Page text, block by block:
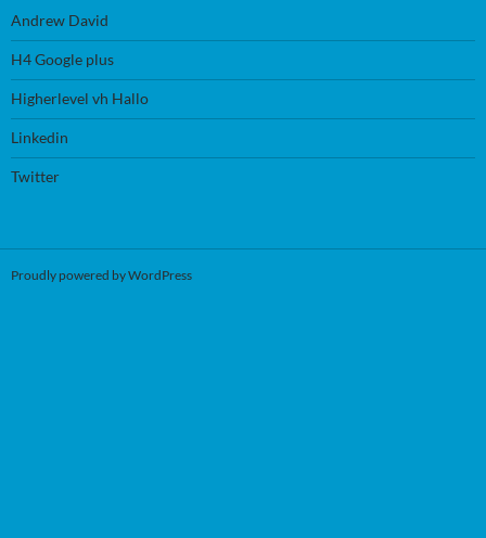
Andrew David
H4 Google plus
Higherlevel vh Hallo
Linkedin
Twitter
Proudly powered by WordPress